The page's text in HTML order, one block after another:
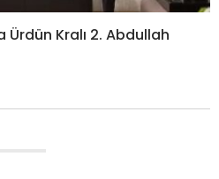
Ürdün Kralı 2. Abdullah